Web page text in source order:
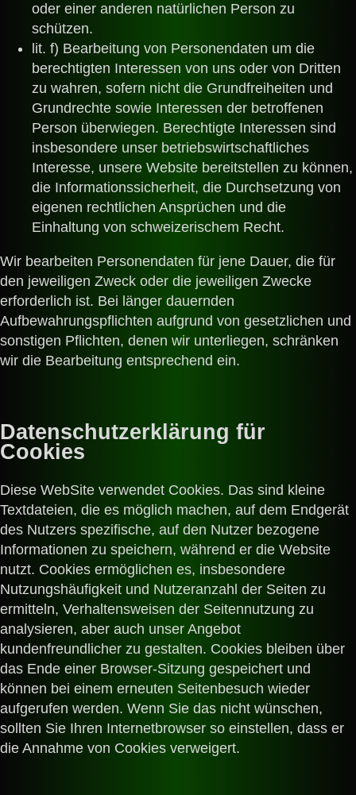
oder einer anderen natürlichen Person zu
schützen.
lit. f) Bearbeitung von Personendaten um die
berechtigten Interessen von uns oder von Dritten
zu wahren, sofern nicht die Grundfreiheiten und
Grundrechte sowie Interessen der betroffenen
Person überwiegen. Berechtigte Interessen sind
insbesondere unser betriebswirtschaftliches
Interesse, unsere Website bereitstellen zu können,
die Informationssicherheit, die Durchsetzung von
eigenen rechtlichen Ansprüchen und die
Einhaltung von schweizerischem Recht.
Wir bearbeiten Personendaten für jene Dauer, die für
den jeweiligen Zweck oder die jeweiligen Zwecke
erforderlich ist. Bei länger dauernden
Aufbewahrungspflichten aufgrund von gesetzlichen und
sonstigen Pflichten, denen wir unterliegen, schränken
wir die Bearbeitung entsprechend ein.
Datenschutzerklärung für
Cookies
Diese WebSite verwendet Cookies. Das sind kleine
Textdateien, die es möglich machen, auf dem Endgerät
des Nutzers spezifische, auf den Nutzer bezogene
Informationen zu speichern, während er die Website
nutzt. Cookies ermöglichen es, insbesondere
Nutzungshäufigkeit und Nutzeranzahl der Seiten zu
ermitteln, Verhaltensweisen der Seitennutzung zu
analysieren, aber auch unser Angebot
kundenfreundlicher zu gestalten. Cookies bleiben über
das Ende einer Browser-Sitzung gespeichert und
können bei einem erneuten Seitenbesuch wieder
aufgerufen werden. Wenn Sie das nicht wünschen,
sollten Sie Ihren Internetbrowser so einstellen, dass er
die Annahme von Cookies verweigert.